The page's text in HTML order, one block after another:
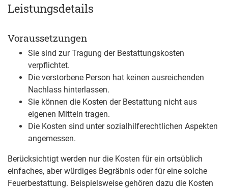
Leistungsdetails
Voraussetzungen
Sie sind zur Tragung der Bestattungskosten
verpflichtet.
Die verstorbene Person hat keinen ausreichenden
Nachlass hinterlassen.
Sie können die Kosten der Bestattung nicht aus
eigenen Mitteln tragen.
Die Kosten sind unter sozialhilferechtlichen Aspekten
angemessen.
Berücksichtigt werden nur die Kosten für ein ortsüblich
einfaches, aber würdiges Begräbnis oder für eine solche
Feuerbestattung. Beispielsweise gehören dazu die Kosten